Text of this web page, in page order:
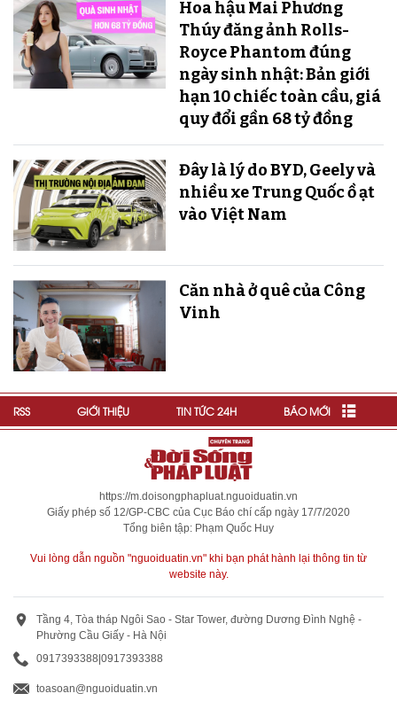
Hoa hậu Mai Phương
Thúy đăng ảnh Rolls-
Royce Phantom đúng
ngày sinh nhật: Bản giới
hạn 10 chiếc toàn cầu, giá
quy đổi gần 68 tỷ đồng
Đây là lý do BYD, Geely và
nhiều xe Trung Quốc ồ ạt
vào Việt Nam
Căn nhà ở quê của Công
Vinh
RSS GIỚI THIỆU TIN TỨC 24H BÁO MỚI
https://m.doisongphapluat.nguoiduatin.vn
Giấy phép số 12/GP-CBC của Cục Báo chí cấp ngày 17/7/2020
Tổng biên tập: Phạm Quốc Huy
Vui lòng dẫn nguồn "nguoiduatin.vn" khi bạn phát hành lại thông tin từ
website này.
Tầng 4, Tòa tháp Ngôi Sao - Star Tower, đường Dương Đình Nghệ -
Phường Cầu Giấy - Hà Nội
0917393388 0917393388
toasoan@nguoiduatin.vn